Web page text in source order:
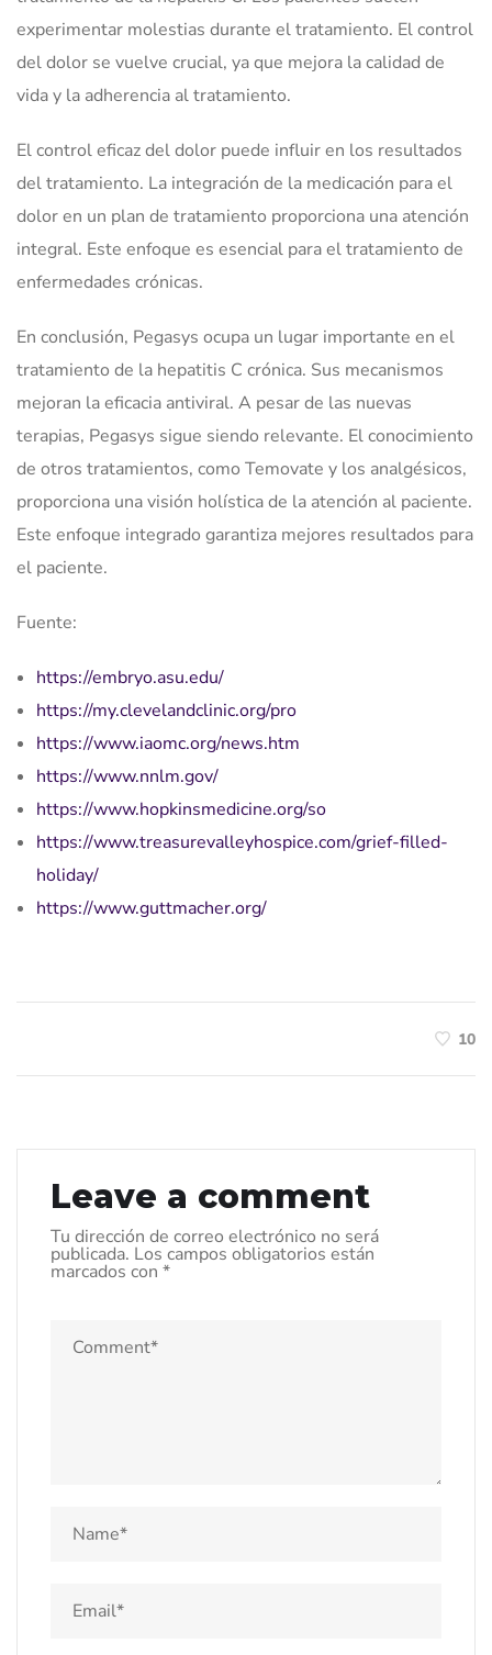
experimentar molestias durante el tratamiento. El control
del dolor se vuelve crucial, ya que mejora la calidad de
vida y la adherencia al tratamiento.
El control eficaz del dolor puede influir en los resultados
del tratamiento. La integración de la medicación para el
dolor en un plan de tratamiento proporciona una atención
integral. Este enfoque es esencial para el tratamiento de
enfermedades crónicas.
En conclusión, Pegasys ocupa un lugar importante en el
tratamiento de la hepatitis C crónica. Sus mecanismos
mejoran la eficacia antiviral. A pesar de las nuevas
terapias, Pegasys sigue siendo relevante. El conocimiento
de otros tratamientos, como Temovate y los analgésicos,
proporciona una visión holística de la atención al paciente.
Este enfoque integrado garantiza mejores resultados para
el paciente.
Fuente:
https://embryo.asu.edu/
https://my.clevelandclinic.org/pro
https://www.iaomc.org/news.htm
https://www.nnlm.gov/
https://www.hopkinsmedicine.org/so
https://www.treasurevalleyhospice.com/grief-filled-
holiday/
https://www.guttmacher.org/
10
Leave a comment
Tu dirección de correo electrónico no será
publicada. Los campos obligatorios están
marcados con *